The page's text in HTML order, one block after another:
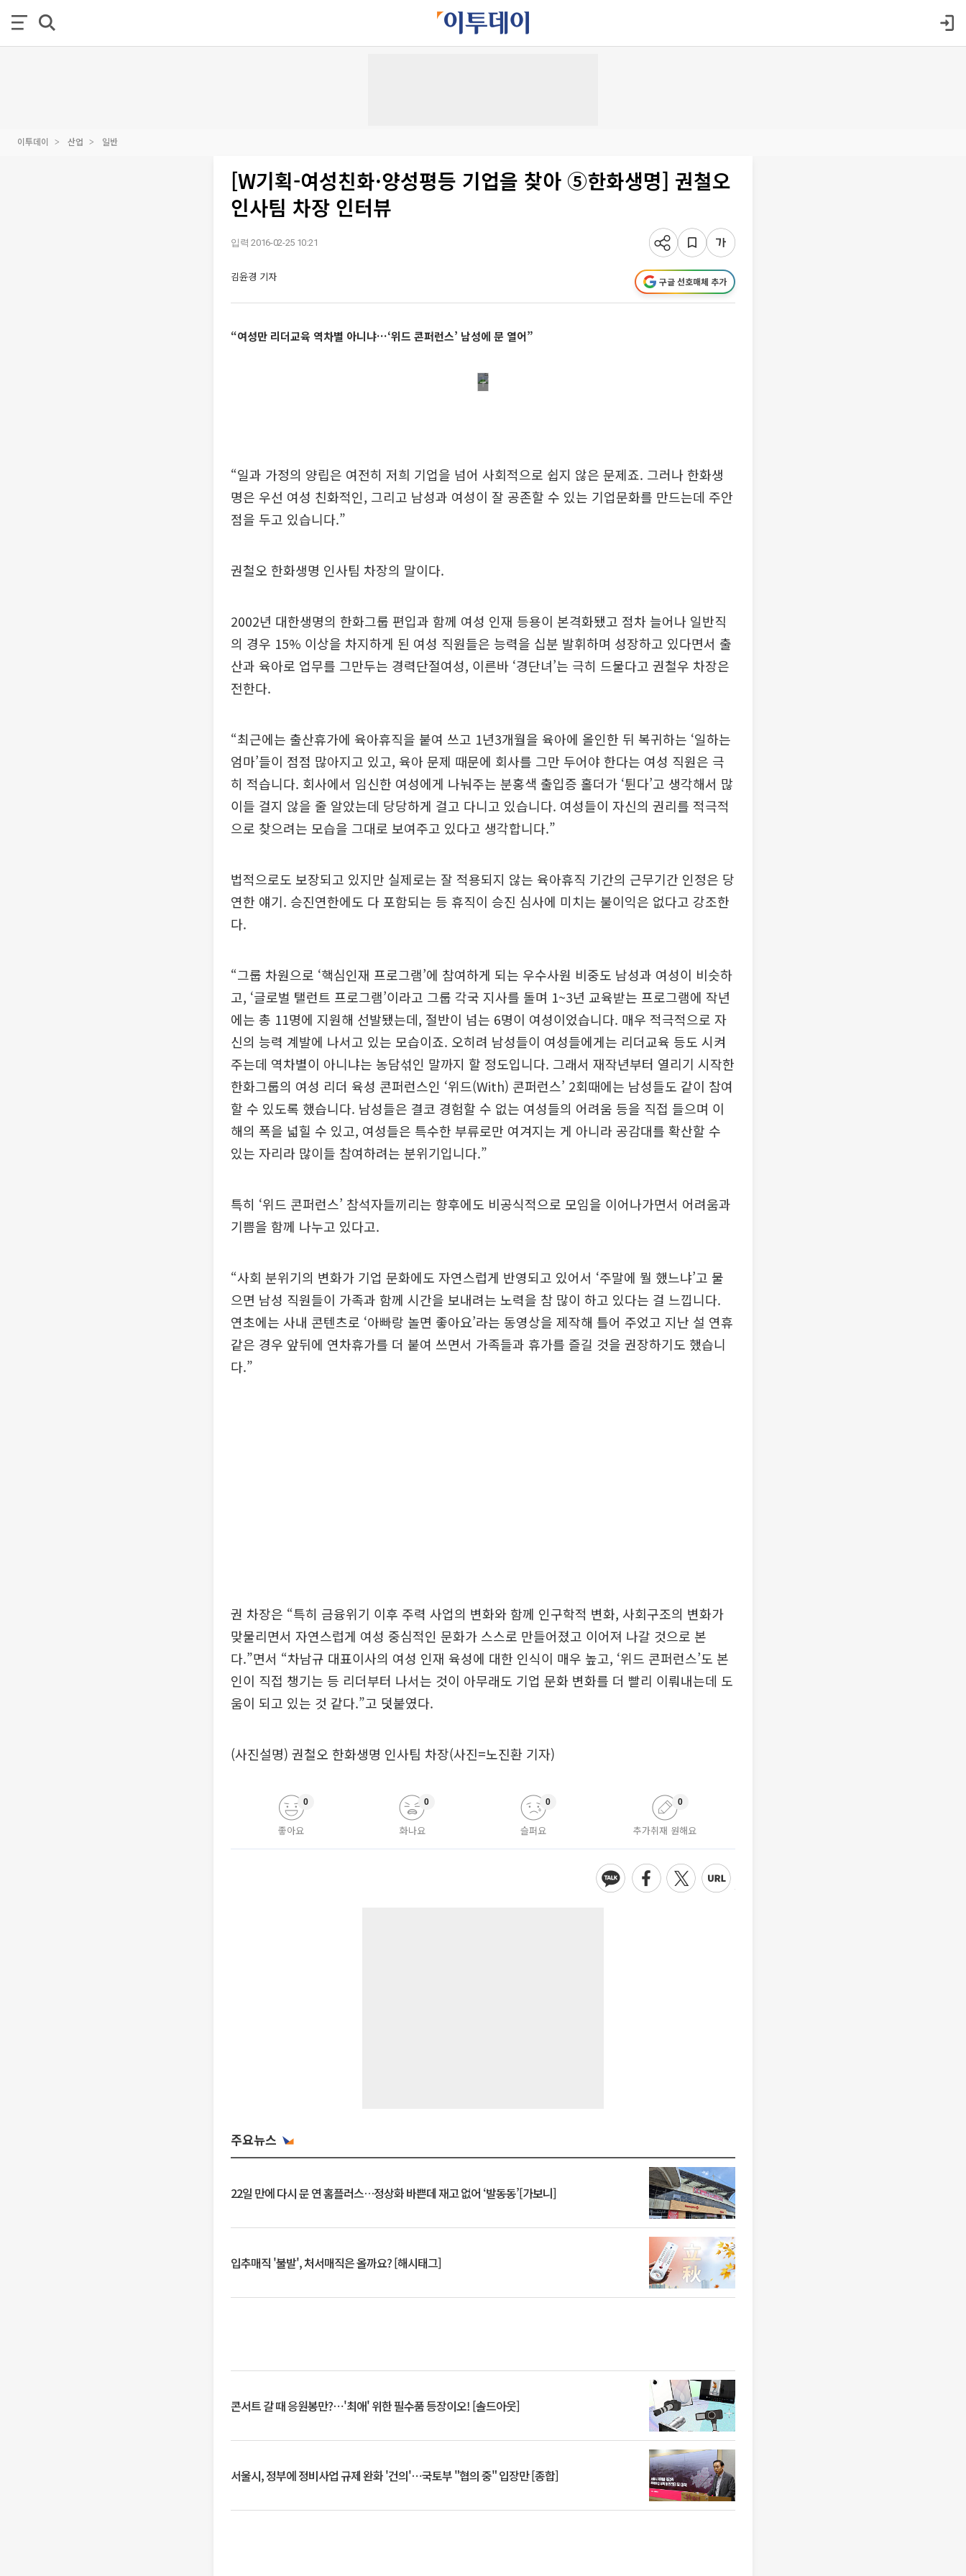
이투데이 산업 일반
[W기획-여성친화·양성평등 기업을 찾아 ⑤한화생명] 권철오
인사팀 차장 인터뷰
입력 2016-02-25 10:21
김윤경 기자 구글 선호매체 추가
“여성만 리더교육 역차별 아니냐…‘위드 콘퍼런스’ 남성에 문 열어”
“일과 가정의 양립은 여전히 저희 기업을 넘어 사회적으로 쉽지 않은 문제죠. 그러나 한화생
명은 우선 여성 친화적인, 그리고 남성과 여성이 잘 공존할 수 있는 기업문화를 만드는데 주안
점을 두고 있습니다.”
권철오 한화생명 인사팀 차장의 말이다.
2002년 대한생명의 한화그룹 편입과 함께 여성 인재 등용이 본격화됐고 점차 늘어나 일반직
의 경우 15% 이상을 차지하게 된 여성 직원들은 능력을 십분 발휘하며 성장하고 있다면서 출
산과 육아로 업무를 그만두는 경력단절여성, 이른바 ‘경단녀’는 극히 드물다고 권철우 차장은
전한다.
“최근에는 출산휴가에 육아휴직을 붙여 쓰고 1년3개월을 육아에 올인한 뒤 복귀하는 ‘일하는
엄마’들이 점점 많아지고 있고, 육아 문제 때문에 회사를 그만 두어야 한다는 여성 직원은 극
히 적습니다. 회사에서 임신한 여성에게 나눠주는 분홍색 출입증 홀더가 ‘튄다’고 생각해서 많
이들 걸지 않을 줄 알았는데 당당하게 걸고 다니고 있습니다. 여성들이 자신의 권리를 적극적
으로 찾으려는 모습을 그대로 보여주고 있다고 생각합니다.”
법적으로도 보장되고 있지만 실제로는 잘 적용되지 않는 육아휴직 기간의 근무기간 인정은 당
연한 얘기. 승진연한에도 다 포함되는 등 휴직이 승진 심사에 미치는 불이익은 없다고 강조한
다.
“그룹 차원으로 ‘핵심인재 프로그램’에 참여하게 되는 우수사원 비중도 남성과 여성이 비슷하
고, ‘글로벌 탤런트 프로그램’이라고 그룹 각국 지사를 돌며 1~3년 교육받는 프로그램에 작년
에는 총 11명에 지원해 선발됐는데, 절반이 넘는 6명이 여성이었습니다. 매우 적극적으로 자
신의 능력 계발에 나서고 있는 모습이죠. 오히려 남성들이 여성들에게는 리더교육 등도 시켜
주는데 역차별이 아니냐는 농담섞인 말까지 할 정도입니다. 그래서 재작년부터 열리기 시작한
한화그룹의 여성 리더 육성 콘퍼런스인 ‘위드(With) 콘퍼런스’ 2회때에는 남성들도 같이 참여
할 수 있도록 했습니다. 남성들은 결코 경험할 수 없는 여성들의 어려움 등을 직접 들으며 이
해의 폭을 넓힐 수 있고, 여성들은 특수한 부류로만 여겨지는 게 아니라 공감대를 확산할 수
있는 자리라 많이들 참여하려는 분위기입니다.”
특히 ‘위드 콘퍼런스’ 참석자들끼리는 향후에도 비공식적으로 모임을 이어나가면서 어려움과
기쁨을 함께 나누고 있다고.
“사회 분위기의 변화가 기업 문화에도 자연스럽게 반영되고 있어서 ‘주말에 뭘 했느냐’고 물
으면 남성 직원들이 가족과 함께 시간을 보내려는 노력을 참 많이 하고 있다는 걸 느낍니다.
연초에는 사내 콘텐츠로 ‘아빠랑 놀면 좋아요’라는 동영상을 제작해 틀어 주었고 지난 설 연휴
같은 경우 앞뒤에 연차휴가를 더 붙여 쓰면서 가족들과 휴가를 즐길 것을 권장하기도 했습니
다.”
권 차장은 “특히 금융위기 이후 주력 사업의 변화와 함께 인구학적 변화, 사회구조의 변화가
맞물리면서 자연스럽게 여성 중심적인 문화가 스스로 만들어졌고 이어져 나갈 것으로 본
다.”면서 “차남규 대표이사의 여성 인재 육성에 대한 인식이 매우 높고, ‘위드 콘퍼런스’도 본
인이 직접 챙기는 등 리더부터 나서는 것이 아무래도 기업 문화 변화를 더 빨리 이뤄내는데 도
움이 되고 있는 것 같다.”고 덧붙였다.
(사진설명) 권철오 한화생명 인사팀 차장(사진=노진환 기자)
좋아요
0
화나요
0
슬퍼요
0
추가취재 원해요
0
주요뉴스
22일 만에 다시 문 연 홈플러스…정상화 바쁜데 재고 없어 ‘발동동’[가보니]
입추매직 '불발', 처서매직은 올까요? [해시태그]
콘서트 갈 때 응원봉만?⋯'최애' 위한 필수품 등장이오! [솔드아웃]
서울시, 정부에 정비사업 규제 완화 '건의'⋯국토부 "협의 중" 입장만 [종합]